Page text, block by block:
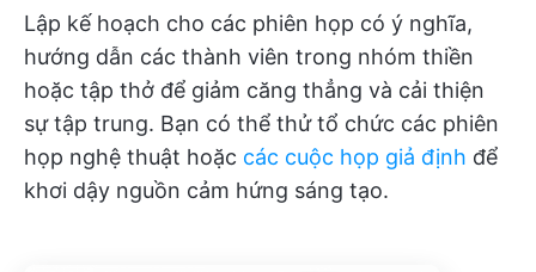
Lập kế hoạch cho các phiên họp có ý nghĩa,
hướng dẫn các thành viên trong nhóm thiền
hoặc tập thở để giảm căng thẳng và cải thiện
sự tập trung. Bạn có thể thử tổ chức các phiên
họp nghệ thuật hoặc các cuộc họp giả định để
khơi dậy nguồn cảm hứng sáng tạo.